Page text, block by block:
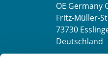
OE Germany
Fritz-Müller-
73730
Deutschland